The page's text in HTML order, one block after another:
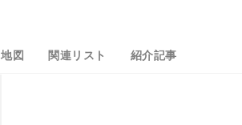
地図 関連リスト 紹介記事